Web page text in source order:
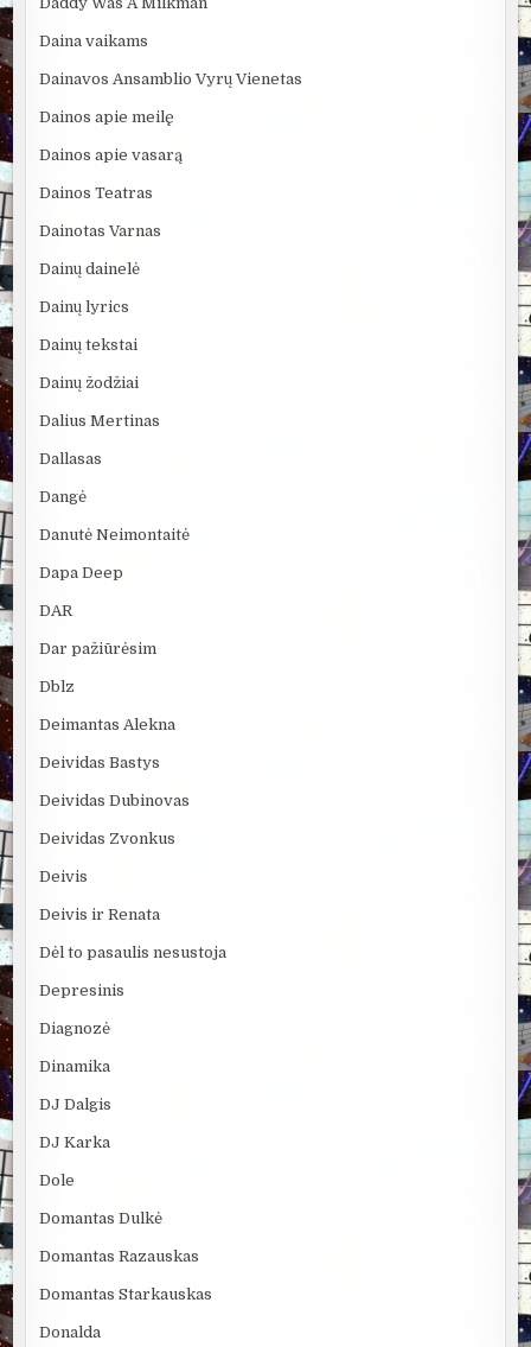
Daina vaikams
Dainavos Ansamblio Vyrų Vienetas
Dainos apie meilę
Dainos apie vasarą
Dainos Teatras
Dainotas Varnas
Dainų dainelė
Dainų lyrics
Dainų tekstai
Dainų žodžiai
Dalius Mertinas
Dallasas
Dangė
Danutė Neimontaitė
Dapa Deep
DAR
Dar pažiūrėsim
Dblz
Deimantas Alekna
Deividas Bastys
Deividas Dubinovas
Deividas Zvonkus
Deivis
Deivis ir Renata
Dėl to pasaulis nesustoja
Depresinis
Diagnozė
Dinamika
DJ Dalgis
DJ Karka
Dole
Domantas Dulkė
Domantas Razauskas
Domantas Starkauskas
Donalda